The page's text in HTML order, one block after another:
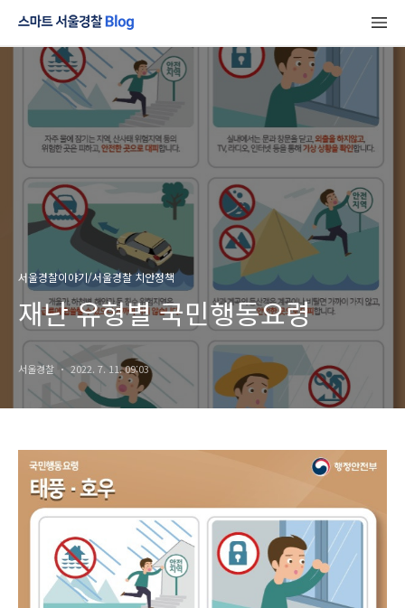
서울경찰이야기/서울경찰 치안정책
재난 유형별 국민행동요령
서울경찰 2022. 7. 11. 09:03